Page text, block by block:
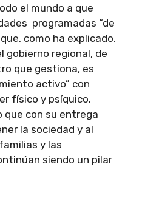
el mundo a que
programadas “de
como ha explicado,
gobierno regional, de
que gestiona, es
activo” con
físico y psíquico.
que con su entrega
la sociedad y al
y las
siendo un pilar